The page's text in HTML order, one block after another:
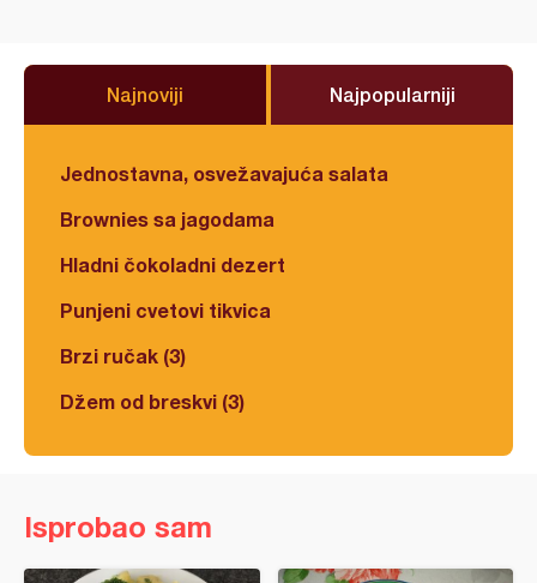
Najnoviji Najpopularniji
Jednostavna, osvežavajuća salata
Brownies sa jagodama
Hladni čokoladni dezert
Punjeni cvetovi tikvica
Brzi ručak (3)
Džem od breskvi (3)
Isprobao sam